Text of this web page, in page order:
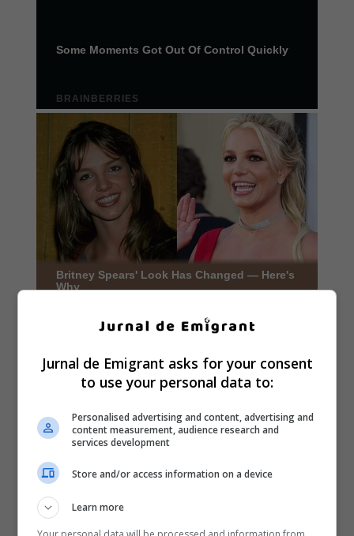
Jurnal de Emigrant asks for your consent
to use your personal data to:
Personalised advertising and content, advertising and
content measurement, audience research and
services development
Store and/or access information on a device
Learn more